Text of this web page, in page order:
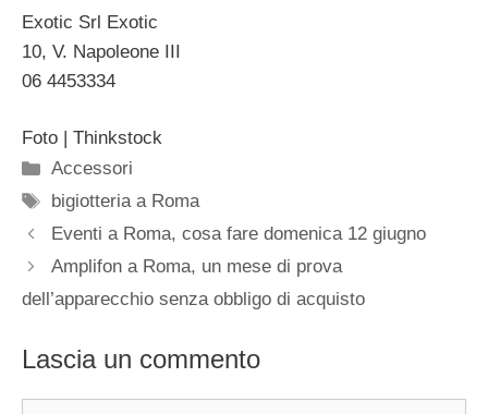
Exotic Srl Exotic
10, V. Napoleone III
06 4453334
Foto | Thinkstock
Categorie
Accessori
Tag
bigiotteria a Roma
Eventi a Roma, cosa fare domenica 12 giugno
Amplifon a Roma, un mese di prova
dell’apparecchio senza obbligo di acquisto
Lascia un commento